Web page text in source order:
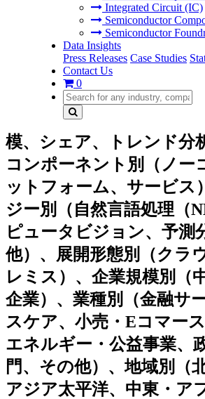
Integrated Circuit (IC)
Semiconductor
Semiconductor
Data Insights
Press Releases Case Studies
Contact Us
0
模、シェア、トレンド分
コンポーネント別（ノー
ットフォーム、サービス
ジー別（自然言語処理（
ピュータビジョン、予測
他）、展開形態別（クラ
レミス）、企業規模別（
企業）、業種別（金融サ
スケア、小売・Eコマー
エネルギー・公益事業、
門、その他）、地域別（
アジア太平洋、中東・ア